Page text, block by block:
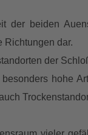
der beiden
Richtungen dar.
der
hohe